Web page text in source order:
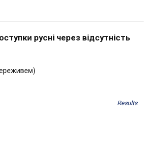
русні через відсутність
Results